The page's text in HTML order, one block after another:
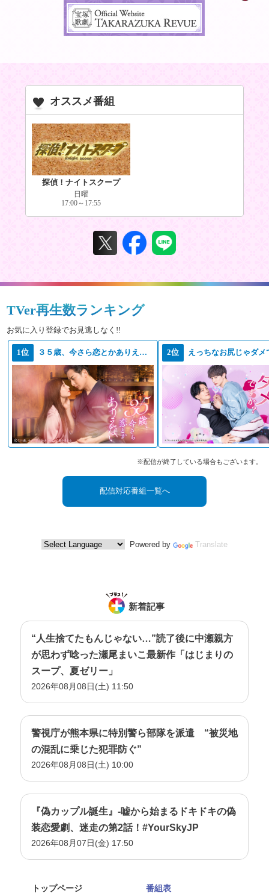
オススメ番組
探偵！ナイトスクープ
日曜
17:00～17:55
TVer再生数ランキング
お気に入り登録でお見逃しなく!!
1位 ３５歳、今さら恋とかありえない 2位 えっちなお尻じゃダメ
※配信が終了している場合もございます。
配信対応番組一覧へ
Powered by Translate
新着記事
“人生捨てたもんじゃない…”読了後に中瀬親方
が思わず唸った瀬尾まいこ最新作「はじまりの
スープ、夏ゼリー」
2026年08月08日(土) 11:50
警視庁が熊本県に特別警ら部隊を派遣 “被災地
の混乱に乗じた犯罪防ぐ”
2026年08月08日(土) 10:00
『偽カップル誕生』-嘘から始まるドキドキの偽
装恋愛劇、迷走の第2話！#YourSkyJP
2026年08月07日(金) 17:50
トップページ 番組表